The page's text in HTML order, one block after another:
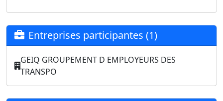
Entreprises participantes (1)
GEIQ GROUPEMENT D EMPLOYEURS DES
TRANSPO